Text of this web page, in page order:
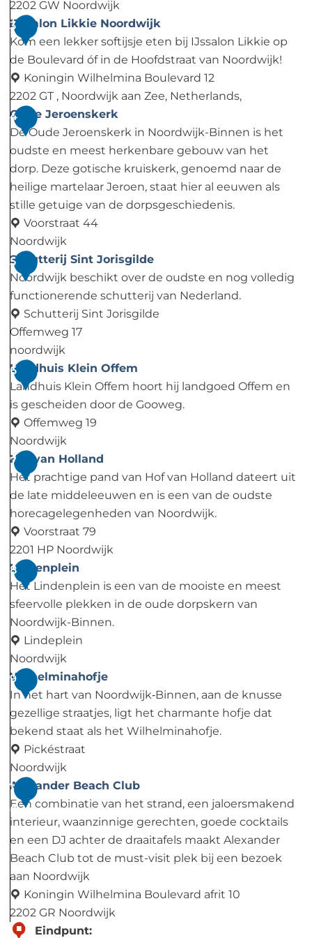
t
o
r
e
n
N
o
o
r
d
w
i
j
k
2202 GW Noordwijk
B
e
a
c
h
c
l
u
b
O
.
3
IJssalon Likkie Noordwijk
Kom een lekker softijsje eten bij IJssalon Likkie op
de Boulevard óf in de Hoofdstraat van Noordwijk!
Koningin Wilhelmina Boulevard 12
2202 GT , Noordwijk aan Zee, Netherlands,
I
J
s
s
a
l
o
n
L
i
k
k
i
e
N
o
o
r
d
w
i
j
k
4
Oude Jeroenskerk
De Oude Jeroenskerk in Noordwijk-Binnen is het
oudste en meest herkenbare gebouw van het
dorp. Deze gotische kruiskerk, genoemd naar de
heilige martelaar Jeroen, staat hier al eeuwen als
stille getuige van de dorpsgeschiedenis.
Voorstraat 44
Noordwijk
O
u
d
e
J
e
r
o
e
n
s
k
e
r
k
5
Schutterij Sint Jorisgilde
Noordwijk beschikt over de oudste en nog volledig
functionerende schutterij van Nederland.
Schutterij Sint Jorisgilde
Offemweg 17
noordwijk
S
c
h
u
t
t
e
r
i
j
S
i
n
t
J
o
r
i
s
g
i
l
d
e
6
Landhuis Klein Offem
Landhuis Klein Offem hoort hij landgoed Offem en
is gescheiden door de Gooweg.
Offemweg 19
Noordwijk
L
a
n
d
h
u
i
s
K
l
e
i
n
O
f
f
e
m
7
Hof van Holland
Het prachtige pand van Hof van Holland dateert uit
de late middeleeuwen en is een van de oudste
horecagelegenheden van Noordwijk.
Voorstraat 79
2201 HP Noordwijk
H
o
f
v
a
n
H
o
l
l
a
n
d
8
Lindenplein
Het Lindenplein is een van de mooiste en meest
sfeervolle plekken in de oude dorpskern van
Noordwijk-Binnen.
Lindeplein
Noordwijk
L
i
n
d
e
n
p
l
e
i
n
9
Wilhelminahofje
In het hart van Noordwijk‑Binnen, aan de knusse
gezellige straatjes, ligt het charmante hofje dat
bekend staat als het Wilhelminahofje.
Pickéstraat
Noordwijk
W
i
l
h
e
l
m
i
n
1
0
Alexander Beach Club
Een combinatie van het strand, een jaloersmakend
interieur, waanzinnige gerechten, goede cocktails
en een DJ achter de draaitafels maakt Alexander
Beach Club tot de must-visit plek bij een bezoek
aan Noordwijk
Koningin Wilhelmina Boulevard afrit 10
2202 GR Noordwijk
A
Eindpunt: